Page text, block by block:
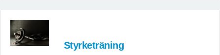
Styrketräning